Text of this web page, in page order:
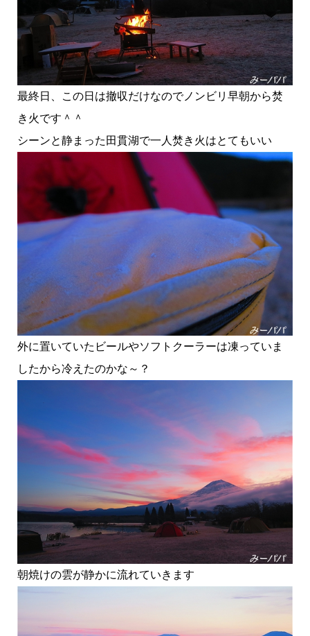
最終日、この日は撤収だけなのでノンビリ早朝から焚
き火です＾＾
シーンと静まった田貫湖で一人焚き火はとてもいい
外に置いていたビールやソフトクーラーは凍っていま
したから冷えたのかな～？
朝焼けの雲が静かに流れていきます